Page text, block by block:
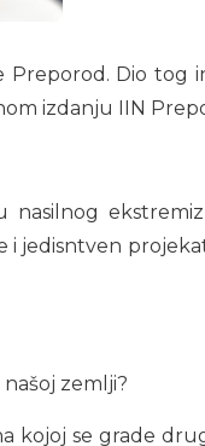
Preporod. Dio tog
izdanju IIN
nasilnog
jedisntven
zemlji?
kojoj se grade